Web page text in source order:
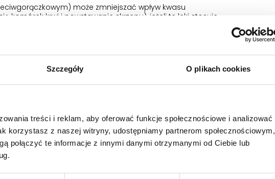
Szczegóły O plikach cookies
treści i reklam, aby oferować funkcje społecznościowe i analizować
korzystasz z naszej witryny, udostępniamy partnerom społecznościowym,
połączyć te informacje z innymi danymi otrzymanymi od Ciebie lub
może zmniejszać wpływ kwasu
komórek krwi i powstawanie skrzepu), jeżeli te leki stosuje
stosowania metamizolu u pacjentów
może zwiększyć ryzyko wystąpienia działań
przez kwas acetylosalicylowy.